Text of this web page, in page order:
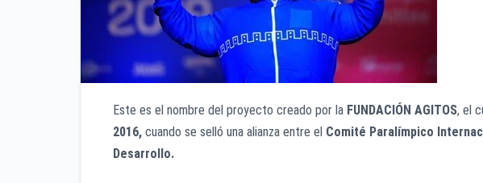
Este es el nombre del proyecto creado por la FUNDACIÓN AGITOS, el
2016, cuando se selló una alianza entre el Comité Paralímpico
Desarrollo.